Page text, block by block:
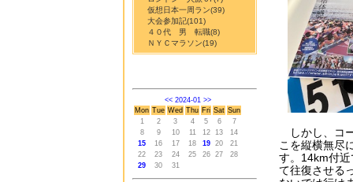
仮想日本一周ラン(39)
大会参加記(101)
４０代 男 転職(8)
ＮＹＣマラソン(19)
<< 2024-01 >>
Mon Tue Wed Thu Fri Sat Sun
1
2 3 4 5 6
7
8
9 10 11 12 13
14
15
16 17 18 19 20
21
22
23 24 25 26 27
28
29
30 31
しかし、コ
こを縦横無尽
す。14km付
て往復させる